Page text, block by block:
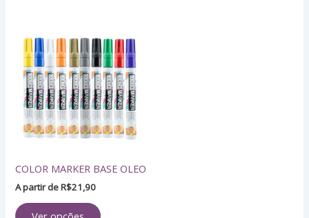
COLOR MARKER BASE OLEO
A partir deR$21,90
produto
tem
várias
variantes.
As
opções
podem
escolhidas